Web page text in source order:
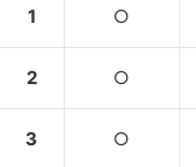
1 ○
2 ○
3 ○